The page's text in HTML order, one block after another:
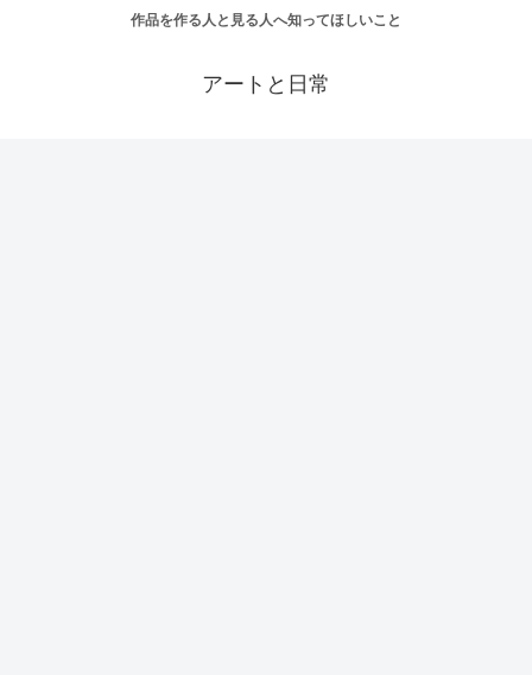
作品を作る人と見る人へ知ってほしいこと
アートと日常